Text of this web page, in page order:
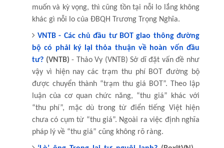
muốn và kỳ vọng, thì cũng tồn tại nỗi lo lắng không
khác gì nỗi lo của ĐBQH Trương Trọng Nghĩa.
VNTB - Các chủ đầu tư BOT giao thông đường
bộ có phải ký lại thỏa thuận về hoàn vốn đầu
tư?(VNTB) - Thảo Vy (VNTB) Sở dĩ đặt vấn đề như
vậy vì hiện nay các trạm thu phí BOT đường bộ
được chuyển thành “trạm thu giá BOT”. Theo lập
luận của cơ quan chức năng, “thu giá” khác với
“thu phí”, mặc dù trong từ điển tiếng Việt hiện
chưa có cụm từ “thu giá”. Ngoài ra việc định nghĩa
pháp lý về “thu giá” cũng không rõ ràng.